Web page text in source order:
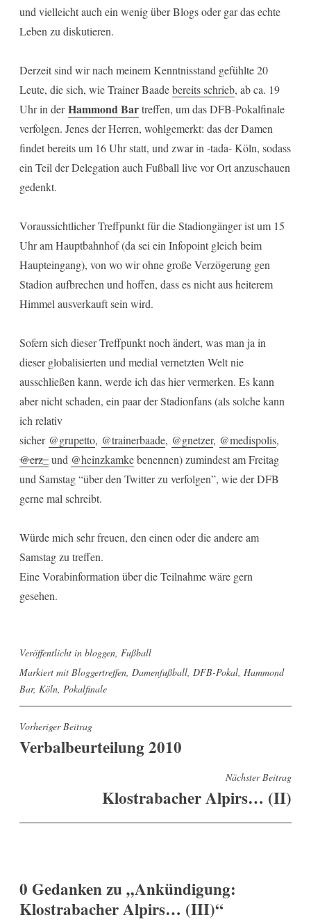
und vielleicht auch ein wenig über Blogs oder gar das echte
Leben zu diskutieren.
Derzeit sind wir nach meinem Kenntnisstand gefühlte 20
Leute, die sich, wie Trainer Baadebereits schrieb, ab ca. 19
Uhr in derHammond Bartreffen, um das DFB-Pokalfinale
verfolgen. Jenes der Herren, wohlgemerkt: das der Damen
findet bereits um 16 Uhr statt, und zwar in -tada- Köln, sodass
ein Teil der Delegation auch Fußball live vor Ort anzuschauen
gedenkt.
Voraussichtlicher Treffpunkt für die Stadiongänger ist um 15
Uhr am Hauptbahnhof (da sei ein Infopoint gleich beim
Haupteingang), von wo wir ohne große Verzögerung gen
Stadion aufbrechen und hoffen, dass es nicht aus heiterem
Himmel ausverkauft sein wird.
Sofern sich dieser Treffpunkt noch ändert, was man ja in
dieser globalisierten und medial vernetzten Welt nie
ausschließen kann, werde ich das hier vermerken. Es kann
aber nicht schaden, ein paar der Stadionfans (als solche kann
ich relativ
sicher @grupetto, @trainerbaade, @gnetzer, @medispolis,
@erz_und @heinzkamkebenennen) zumindest am Freitag
und Samstag “über den Twitter zu verfolgen”, wie der DFB
gerne mal schreibt.
Würde mich sehr freuen, den einen oder die andere am
Samstag zu treffen.
Eine Vorabinformation über die Teilnahme wäre gern
gesehen.
Veröffentlicht in bloggen Fußball
Markiert mit Bloggertreffen, Damenfußball, DFB-Pokal, Hammond
Bar, Köln, Pokalfinale
Beitragsnavigation
Vorheriger Beitrag
Verbalbeurteilung 2010
Nächster Beitrag
Klostrabacher Alpirs… (II)
0 Gedanken zu „Ankündigung:
Klostrabacher Alpirs… (III)“